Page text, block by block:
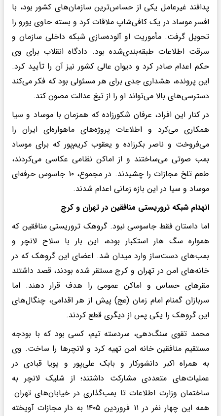
پدافند غیرعامل یکی از حساس‌ترین سازمان‌های کشور بود، با
افسر موساد در یک کافی‌شاپ ملاقات کرد و بسته حاوی یورو را
تحویل گرفت. مأموریت او آلوده‌سازی شبکه داخلی سازمان و
سرقت اطلاعات طبقه‌بندی‌شده بود. دادگاه انقلاب برای وی
حکم اعدام صادر کرد و دیوان عالی کشور نیز آن را تأیید کرد.
این پرونده، هشداری جدی برای هر مسئولی بود که فکر می‌کند
دسترسی‌های بالا می‌تواند او را از تیغ عدالت مصون کند.
در کنار این افراد، عرفان شکورزاده که همزمان با موساد و سیا
همکاری می‌کرد و اطلاعات پروژه‌های ماهواره‌ای ایران را
می‌فروخت و ناصر بکرزاده و یعقوب کریم‌پور که برای موساد
بمب صوتی می‌ساختند و از اماکن نظامی عکاسی می‌کردند،
طعم تلخ مجازات را چشیدند. در مجموع، ۱۰ جاسوس حرفه‌ای
موساد و سیا در این بازه زمانی اعدام شدند.
انهدام شبکه تروریستی منافقین در تهران و کرج
اما داستان فقط جاسوسی نبود. گروهک تروریستی منافقین که
همواره سگ هار استکبار بوده، این بار با سلاح لانچر و
بمب‌های دست‌ساز وارد میدان شد. اعضای این گروهک که در
خانه‌های امن در تهران و کرج مستقر شده بودند، قصد داشتند
مقرهای حساس و اماکن عمومی را هدف قرار دهند. اما
سربازان گمنام امام زمان (عج) پیش از هر اقدامی، چنگال‌های
این گروهک را یکی پس از دیگری قطع کردند.
محمد تقوی سنگ‌دهی، سردسته تیم، کسی بود که با بودجه
مستقیم منافقین خانه امن تهیه کرد و لانچرها را ساخت. وی
به همراه اکبر دانشورکار و بابک علی‌پور و پویا قبادی در
عملیات‌های متعددی مشارکت داشتند؛ از شلیک لانچر به
ساختمان وزارت اطلاعات تا بمب‌گذاری در خیابان‌های تهران.
همه این چهار نفر در ۱۱ فروردین ۱۴۰۵ به دار مجازات آویخته